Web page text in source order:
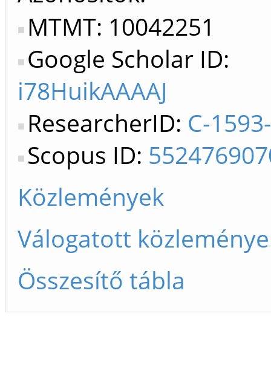
MTMT: 10042251
Google Scholar ID:
i78HuikAAAAJ
ResearcherID: C-
Scopus ID:
Közlemények
Válogatott
Összesítő tábla